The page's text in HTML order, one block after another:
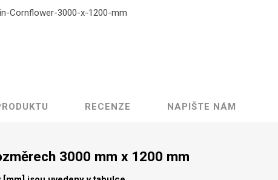
RECYKLOVANÉ
Recyklovaný
NEHOŘLAVÉ
ABS
KAMENNÉ
Cornflower-3000-x-1200-mm
RECENZE NAPIŠTE NÁM
3000 mm x 1200 mm